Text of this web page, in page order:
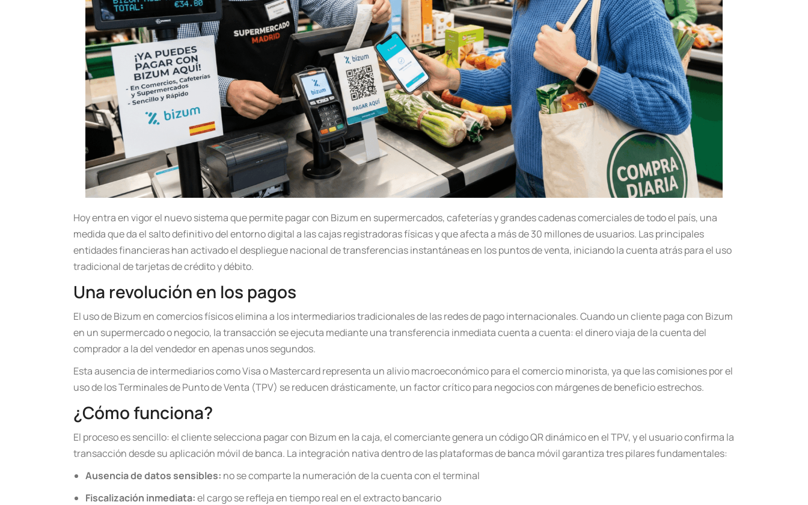
Hoy entra en vigor el nuevo sistema que permite pagar con Bizum en supermercados, cafeterías y grandes cadenas comerciales de todo el país, una
medida que da el salto definitivo del entorno digital a las cajas registradoras físicas y que afecta a más de 30 millones de usuarios. Las principales
entidades financieras han activado el despliegue nacional de transferencias instantáneas en los puntos de venta, iniciando la cuenta atrás para el uso
tradicional de tarjetas de crédito y débito.
Una revolución en los pagos
El uso de Bizum en comercios físicos elimina a los intermediarios tradicionales de las redes de pago internacionales. Cuando un cliente paga con Bizum
en un supermercado o negocio, la transacción se ejecuta mediante una transferencia inmediata cuenta a cuenta: el dinero viaja de la cuenta del
comprador a la del vendedor en apenas unos segundos.
Esta ausencia de intermediarios como Visa o Mastercard representa un alivio macroeconómico para el comercio minorista, ya que las comisiones por el
uso de los Terminales de Punto de Venta (TPV) se reducen drásticamente, un factor crítico para negocios con márgenes de beneficio estrechos.
¿Cómo funciona?
El proceso es sencillo: el cliente selecciona pagar con Bizum en la caja, el comerciante genera un código QR dinámico en el TPV, y el usuario confirma la
transacción desde su aplicación móvil de banca. La integración nativa dentro de las plataformas de banca móvil garantiza tres pilares fundamentales:
Ausencia de datos sensibles: no se comparte la numeración de la cuenta con el terminal
Fiscalización inmediata:el cargo se refleja en tiempo real en el extracto bancario